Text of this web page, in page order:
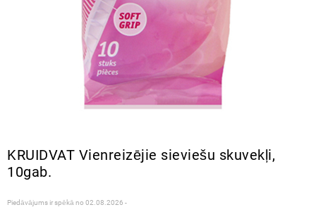
KRUIDVAT Vienreizējie sieviešu skuvekļi,
10gab.
Piedāvājums ir spēkā no 02.08.2026 -